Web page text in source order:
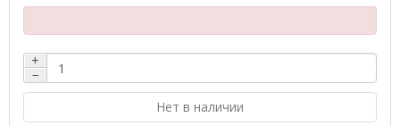
+
−
Нет в наличии